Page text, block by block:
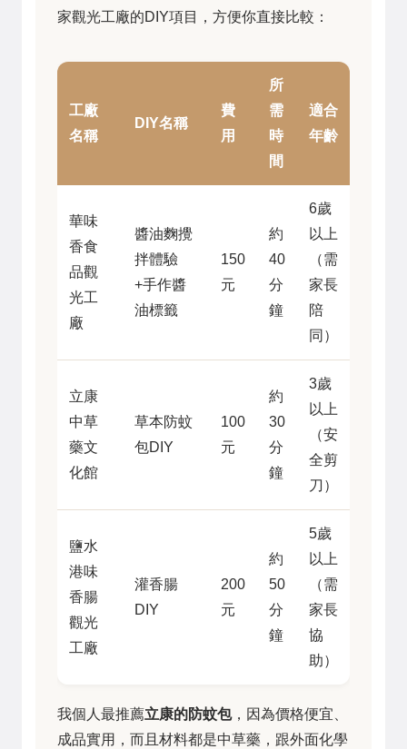
家觀光工廠的DIY項目，方便你直接比較：
工廠
名稱
DIY名稱
費
用
所
需
時
間
適合
年齡
華味
香食
品觀
光工
廠
醬油麴攪
拌體驗
+手作醬
油標籤
150
元
約
40
分
鐘
6歲
以上
（需
家長
陪
同）
立康
中草
藥文
化館
草本防蚊
包DIY
100
元
約
30
分
鐘
3歲
以上
（安
全剪
刀）
鹽水
港味
香腸
觀光
工廠
灌香腸
DIY
200
元
約
50
分
鐘
5歲
以上
（需
家長
協
助）
我個人最推薦立康的防蚊包，因為價格便宜、
成品實用，而且材料都是中草藥，跟外面化學